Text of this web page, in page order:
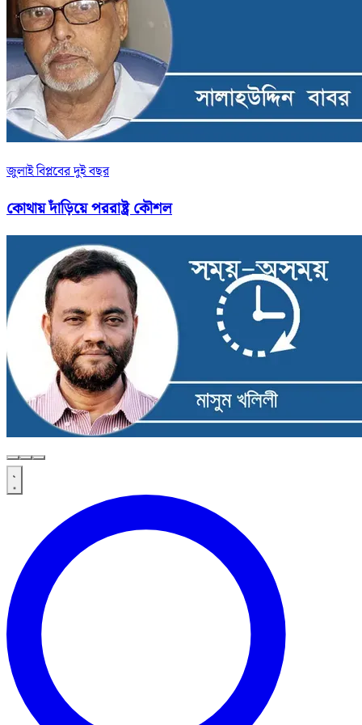
জুলাই বিপ্লবের দুই বছর
কোথায় দাঁড়িয়ে পররাষ্ট্র কৌশল